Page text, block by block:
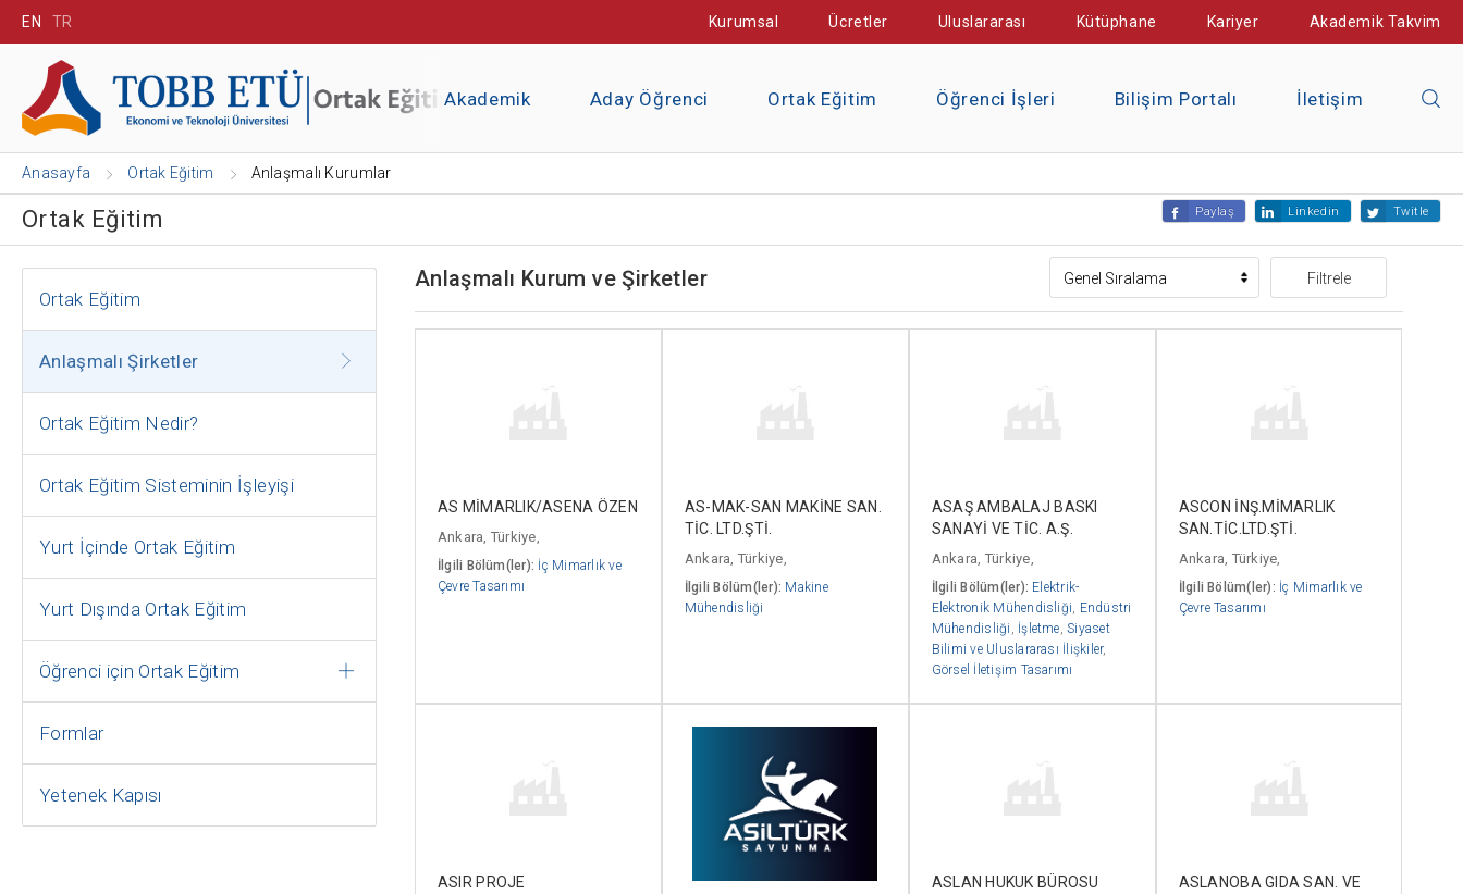
EN TR Kurumsal Ücretler Uluslararası Kütüphane Kariyer Akademik Takvim
Akademik Aday Öğrenci Ortak Eğitim Öğrenci İşleri Bilişim Portalı İletişim
Anasayfa Ortak Eğitim Anlaşmalı Kurumlar
Ortak Eğitim Paylaş Linkedin Twitle
Ortak Eğitim
Anlaşmalı Şirketler
Ortak Eğitim Nedir?
Ortak Eğitim Sisteminin İşleyişi
Yurt İçinde Ortak Eğitim
Yurt Dışında Ortak Eğitim
Öğrenci için Ortak Eğitim
Formlar
Yetenek Kapısı
Anlaşmalı Kurum ve Şirketler Filtrele
AS MİMARLIK/ASENA ÖZEN
Ankara, Türkiye,
İlgili Bölüm(ler): İç Mimarlık ve
Çevre Tasarımı
AS-MAK-SAN MAKİNE SAN.
TİC. LTD.ŞTİ.
Ankara, Türkiye,
İlgili Bölüm(ler): Makine
Mühendisliği
ASAŞ AMBALAJ BASKI
SANAYİ VE TİC. A.Ş.
Ankara, Türkiye,
İlgili Bölüm(ler): Elektrik-
Elektronik Mühendisliği, Endüstri
Mühendisliği , İşletme,Siyaset
Bilimi ve Uluslararası İlişkiler,
Görsel İletişim Tasarımı
ASCON İNŞ.MİMARLIK
SAN.TİC.LTD.ŞTİ.
Ankara, Türkiye,
İlgili Bölüm(ler): İç Mimarlık ve
Çevre Tasarımı
ASIR PROJE
ASLAN HUKUK BÜROSU
ASLANOBA GIDA SAN. VE